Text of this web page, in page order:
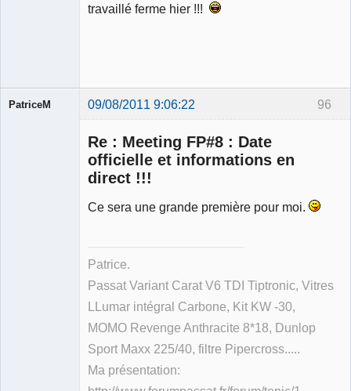
travaillé ferme hier !!!
96
PatriceM 09/08/2011 9:06:22
Re : Meeting FP#8 : Date
officielle et informations en
direct !!!
Ce sera une grande première pour moi.
Patrice.
Passat Variant Carat V6 TDI Tiptronic, Vitres
LLumar intégral Carbone, Kit KW -30,
MOMO Revenge Anthracite 8*18, Dunlop
Sport Maxx 225/40, filtre Pipercross.....
Ma présentation: